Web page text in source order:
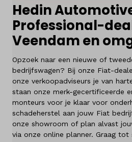
Vergelijken
Vestigingen
Merken
Diensten
Over ons
Kennis & advies
Hedin
Professional-
Veendam en
Opzoek naar een nieuwe of
bedrijfswagen? Bij onze Fiat-
onze verkoopadviseurs je van
staan onze merk-gecertificeerde
monteurs voor je klaar voor
schadeherstel aan jouw Fiat
onze showroom of plan alvast
via onze online planner. Graag tot